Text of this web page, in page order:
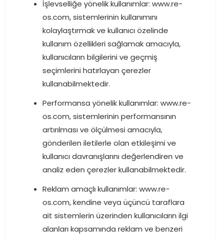
İşlevselliğe yönelik kullanımlar: www.re-
os.com, sistemlerinin kullanımını
kolaylaştırmak ve kullanıcı özelinde
kullanım özellikleri sağlamak amacıyla,
kullanıcıların bilgilerini ve geçmiş
seçimlerini hatırlayan çerezler
kullanabilmektedir.
Performansa yönelik kullanımlar: www.re-
os.com, sistemlerinin performansının
artırılması ve ölçülmesi amacıyla,
gönderilen iletilerle olan etkileşimi ve
kullanıcı davranışlarını değerlendiren ve
analiz eden çerezler kullanabilmektedir.
Reklam amaçlı kullanımlar: www.re-
os.com, kendine veya üçüncü taraflara
ait sistemlerin üzerinden kullanıcıların ilgi
alanları kapsamında reklam ve benzeri